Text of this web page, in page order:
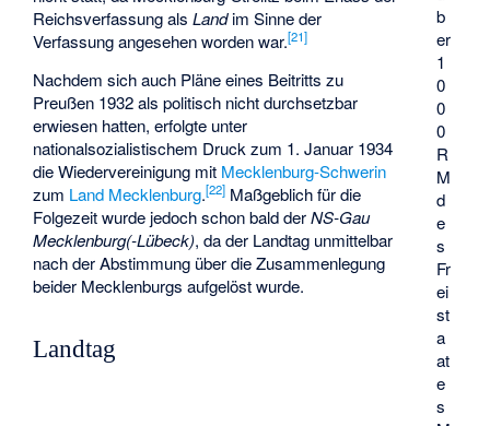
b
er
1
0
0
0
R
M
d
e
s
Fr
ei
st
a
at
e
s
Reichsverfassung alsLandim Sinne der
Verfassung angesehen worden war.[21]
Nachdem sich auch Pläne eines Beitritts zu
Preußen 1932 als politisch nicht durchsetzbar
erwiesen hatten, erfolgte unter
nationalsozialistischem Druck zum 1. Januar 1934
die Wiedervereinigung mit Mecklenburg-Schwerin
zum Land Mecklenburg.[22] Maßgeblich für die
Folgezeit wurde jedoch schon bald derNS-Gau
Mecklenburg(-Lübeck), da der Landtag unmittelbar
nach der Abstimmung über die Zusammenlegung
beider Mecklenburgs aufgelöst wurde.
Landtag